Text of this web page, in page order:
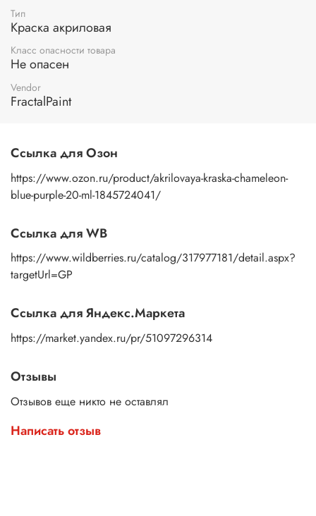
Тип
Краска акриловая
Класс опасности товара
Не опасен
Vendor
FractalPaint
Ссылка для Озон
https://www.ozon.ru/product/akrilovaya-kraska-chameleon-
blue-purple-20-ml-1845724041/
Ссылка для WB
https://www.wildberries.ru/catalog/317977181/detail.aspx?
targetUrl=GP
Ссылка для Яндекс.Маркета
https://market.yandex.ru/pr/51097296314
Отзывы
Отзывов еще никто не оставлял
Написать отзыв